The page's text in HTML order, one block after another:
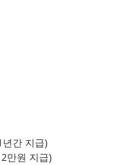
간 지급)
만원 지급)